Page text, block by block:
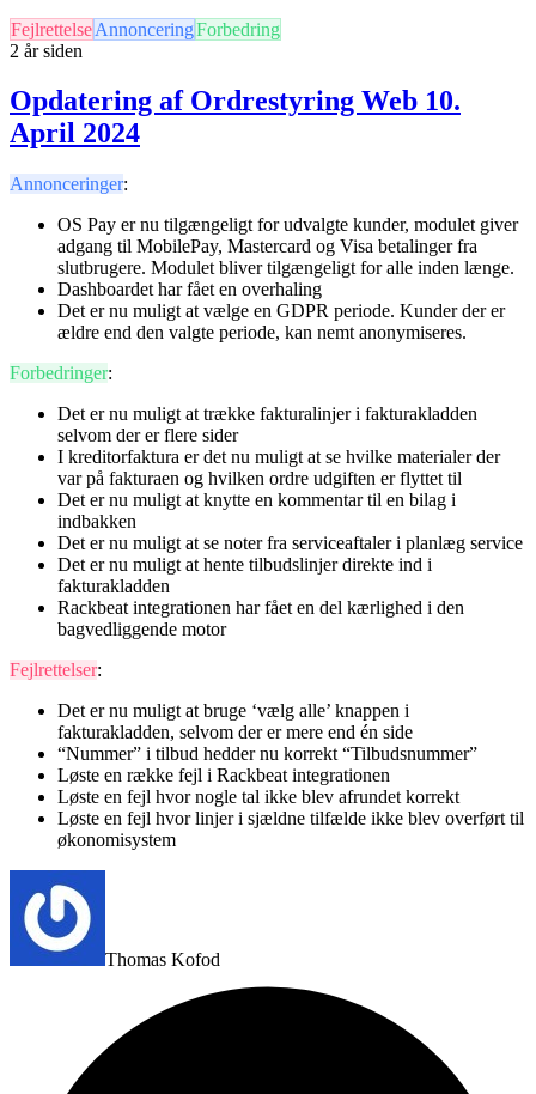
FejlrettelseAnnonceringForbedring
2 år siden
Opdatering af Ordrestyring Web 10.
April 2024
Annonceringer:
OS Pay er nu tilgængeligt for udvalgte kunder, modulet giver
adgang til MobilePay, Mastercard og Visa betalinger fra
slutbrugere. Modulet bliver tilgængeligt for alle inden længe.
Dashboardet har fået en overhaling
Det er nu muligt at vælge en GDPR periode. Kunder der er
ældre end den valgte periode, kan nemt anonymiseres.
Forbedringer:
Det er nu muligt at trække fakturalinjer i fakturakladden
selvom der er flere sider
I kreditorfaktura er det nu muligt at se hvilke materialer der
var på fakturaen og hvilken ordre udgiften er flyttet til
Det er nu muligt at knytte en kommentar til en bilag i
indbakken
Det er nu muligt at se noter fra serviceaftaler i planlæg service
Det er nu muligt at hente tilbudslinjer direkte ind i
fakturakladden
Rackbeat integrationen har fået en del kærlighed i den
bagvedliggende motor
Fejlrettelser:
Det er nu muligt at bruge ‘vælg alle’ knappen i
fakturakladden, selvom der er mere end én side
“Nummer” i tilbud hedder nu korrekt “Tilbudsnummer”
Løste en række fejl i Rackbeat integrationen
Løste en fejl hvor nogle tal ikke blev afrundet korrekt
Løste en fejl hvor linjer i sjældne tilfælde ikke blev overført til
økonomisystem
Thomas Kofod